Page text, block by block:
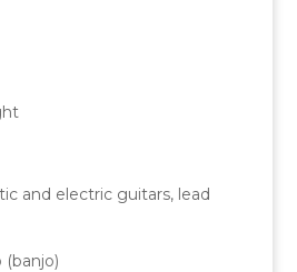
and electric guitars, lead
(banjo)